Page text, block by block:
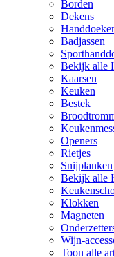
Borden
Dekens
Badjassen
Bekijk alle
Kaarsen
Keuken
Bestek
Openers
Rietjes
Snijplanken
Bekijk alle
Klokken
Magneten
Wijn-
Toon alle